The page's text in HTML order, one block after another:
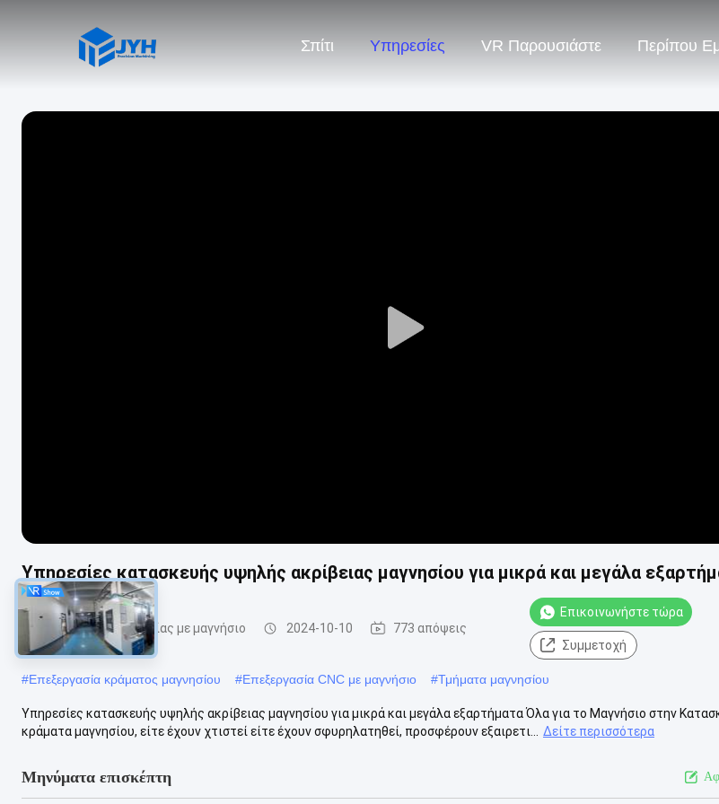
Σπίτι Υπηρεσίες VR Παρουσιάστε Περίπου
Play
Υπηρεσίες κατασκευής υψηλής ακρίβειας μαγνησίου για μικρά και μεγάλα
Επεξεργασία ακριβείας με μαγνήσιο 2024-10-10 773 απόψεις
Επικοινωνήστε τώρα
Συμμετοχή
#Επεξεργασία κράματος μαγνησίου #Επεξεργασία CNC με μαγνήσιο #Τμήματα μαγνησίου
Υπηρεσίες κατασκευής υψηλής ακρίβειας μαγνησίου για μικρά και μεγάλα εξαρτήματα Όλα για το Μαγνήσιο στην
κράματα μαγνησίου, είτε έχουν χτιστεί είτε έχουν σφυρηλατηθεί, προσφέρουν εξαιρετι...
Δείτε περισσότερα
Μηνύματα επισκέπτη